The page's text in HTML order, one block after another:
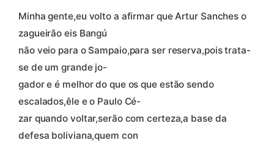
Minha gente,eu volto a afirmar que Artur Sanches o
zagueirão eis Bangú
não veio para o Sampaio,para ser reserva,pois trata-
se de um grande jo-
gador e é melhor do que os que estão sendo
escalados,êle e o Paulo Cé-
zar quando voltar,serão com certeza,a base da
defesa boliviana,quem con